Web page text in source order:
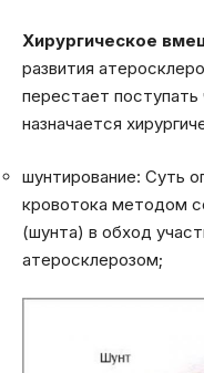
Хирургическое
развития
перестает
назначается
шунтирование: Суть
кровотока методом
(шунта) в обход
атеросклерозом;